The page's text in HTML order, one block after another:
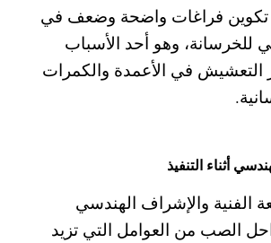
تكوين فراغات واضحة وضعف في
للخرسانة، وهو أحد الأسباب
التعشيش في الأعمدة والكمرات
أثناء التنفيذ
الفنية والإشراف الهندسي
الصب من العوامل التي تزيد